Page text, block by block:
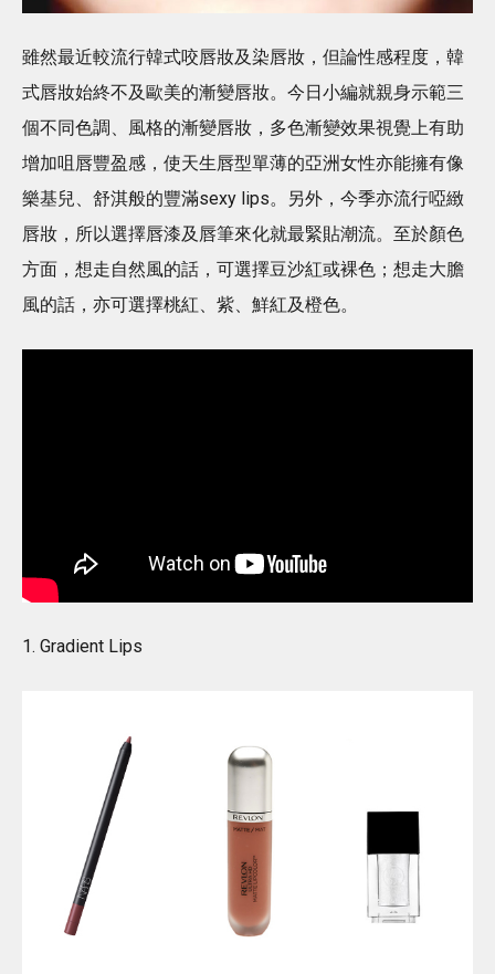
雖然最近較流行韓式咬唇妝及染唇妝，但論性感程度，韓
式唇妝始終不及歐美的漸變唇妝。今日小編就親身示範三
個不同色調、風格的漸變唇妝，多色漸變效果視覺上有助
增加咀唇豐盈感，使天生唇型單薄的亞洲女性亦能擁有像
樂基兒、舒淇般的豐滿sexy lips。另外，今季亦流行啞緻
唇妝，所以選擇唇漆及唇筆來化就最緊貼潮流。至於顏色
方面，想走自然風的話，可選擇豆沙紅或裸色；想走大膽
風的話，亦可選擇桃紅、紫、鮮紅及橙色。
1. Gradient Lips